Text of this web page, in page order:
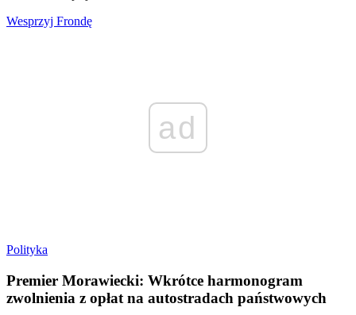
Wesprzyj Frondę
ad
Polityka
Premier Morawiecki: Wkrótce harmonogram
zwolnienia z opłat na autostradach państwowych